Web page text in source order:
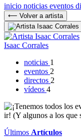
inicio noticias eventos
⟵ Volver a artista
Isaac Corrales
noticias 1
eventos 2
directos 2
vídeos 4
Últimos Artículos